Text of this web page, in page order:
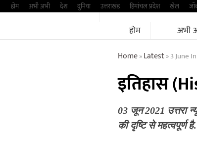
Skipहोम अभी अभी देश दुनिया उत्तराखंड हिमांचल प्रदेश खेल
होम अभी
Home»Latest»3 June
इतिहास
03 जून 2021 उत्तरा
की दृष्टि से महत्वपूर्ण